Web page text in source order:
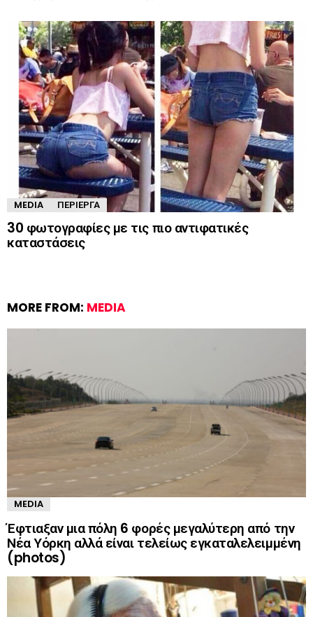
MEDIA ΠΕΡΊΕΡΓΑ
30 φωτογραφίες με τις πιο αντιφατικές
καταστάσεις
MORE FROM: MEDIA
MEDIA
Έφτιαξαν μια πόλη 6 φορές μεγαλύτερη από την
Νέα Υόρκη αλλά είναι τελείως εγκαταλελειμμένη
(photos)